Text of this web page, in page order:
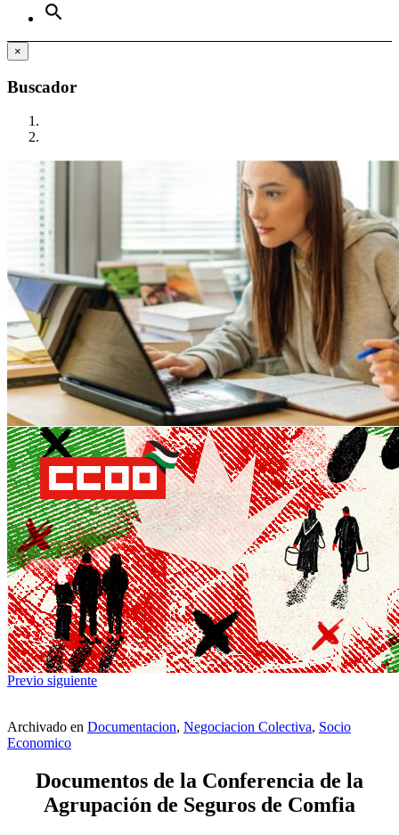
search
×
Buscador
Previo siguiente
Archivado en Documentacion, Negociacion Colectiva, Socio
Economico
Documentos de la Conferencia de la
Agrupación de Seguros de Comfia